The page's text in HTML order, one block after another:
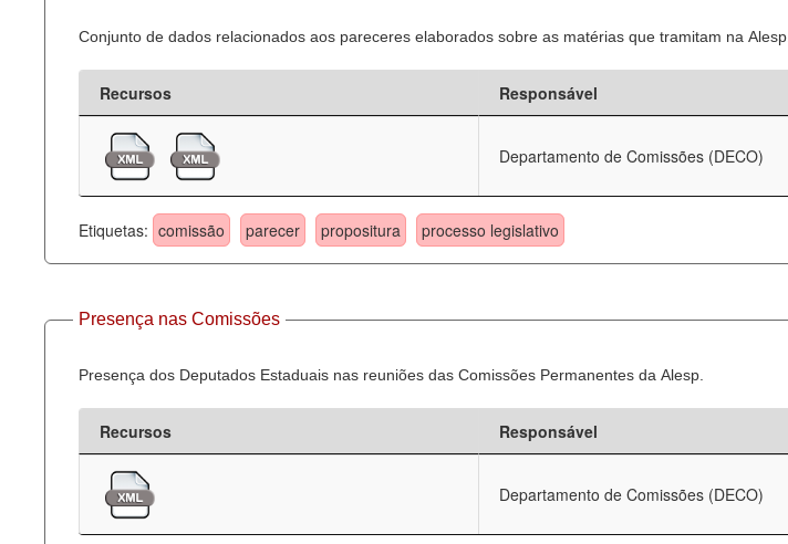
Conjunto de dados relacionados aos pareceres elaborados sobre as matérias que tramitam na Alesp.
Recursos Responsável
Departamento de Comissões (DECO)
Etiquetas: comissão parecer propositura processo legislativo
Presença nas Comissões
Presença dos Deputados Estaduais nas reuniões das Comissões Permanentes da Alesp.
Recursos Responsável
Departamento de Comissões (DECO)